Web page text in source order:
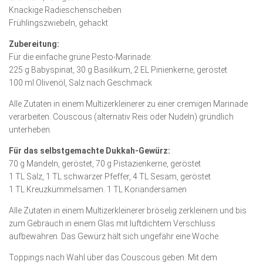
Knackige Radieschenscheiben
Frühlingszwiebeln, gehackt
Zubereitung:
Für die einfache grüne Pesto-Marinade:
225 g Babyspinat, 30 g Basilikum, 2 EL Pinienkerne, geröstet
100 ml Olivenöl, Salz nach Geschmack
Alle Zutaten in einem Multizerkleinerer zu einer cremigen Marinade
verarbeiten. Couscous (alternativ Reis oder Nudeln) gründlich
unterheben.
Für das selbstgemachte Dukkah-Gewürz:
70 g Mandeln, geröstet, 70 g Pistazienkerne, geröstet
1 TL Salz, 1 TL schwarzer Pfeffer, 4 TL Sesam, geröstet
1 TL Kreuzkümmelsamen. 1 TL Koriandersamen
Alle Zutaten in einem Multizerkleinerer bröselig zerkleinern und bis
zum Gebrauch in einem Glas mit luftdichtem Verschluss
aufbewahren. Das Gewürz hält sich ungefähr eine Woche.
Toppings nach Wahl über das Couscous geben. Mit dem